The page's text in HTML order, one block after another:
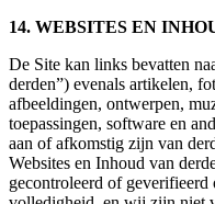
14. WEBSITES EN
De Site kan links bevatten
derden”) evenals artikelen,
afbeeldingen, ontwerpen,
toepassingen, software en
aan of afkomstig zijn van
Websites en Inhoud van
gecontroleerd of